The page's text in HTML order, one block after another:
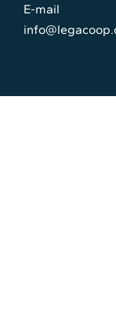
E-mail